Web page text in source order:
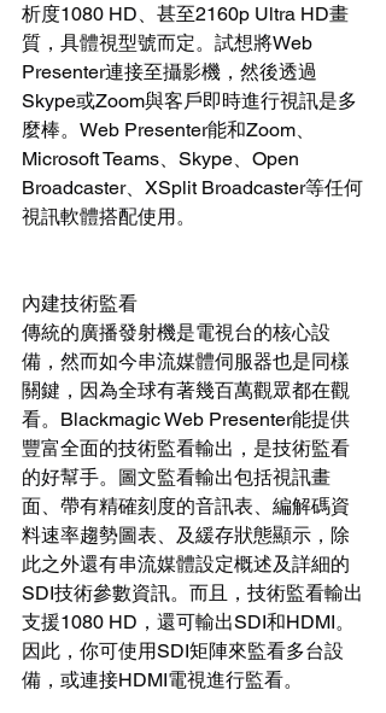
析度1080 HD、甚至2160p Ultra HD畫
質，具體視型號而定。試想將Web
Presenter連接至攝影機，然後透過
Skype或Zoom與客戶即時進行視訊是多
麼棒。Web Presenter能和Zoom、
Microsoft Teams、Skype、Open
Broadcaster、XSplit Broadcaster等任何
視訊軟體搭配使用。
內建技術監看
傳統的廣播發射機是電視台的核心設
備，然而如今串流媒體伺服器也是同樣
關鍵，因為全球有著幾百萬觀眾都在觀
看。Blackmagic Web Presenter能提供
豐富全面的技術監看輸出，是技術監看
的好幫手。圖文監看輸出包括視訊畫
面、帶有精確刻度的音訊表、編解碼資
料速率趨勢圖表、及緩存狀態顯示，除
此之外還有串流媒體設定概述及詳細的
SDI技術參數資訊。而且，技術監看輸出
支援1080 HD，還可輸出SDI和HDMI。
因此，你可使用SDI矩陣來監看多台設
備，或連接HDMI電視進行監看。